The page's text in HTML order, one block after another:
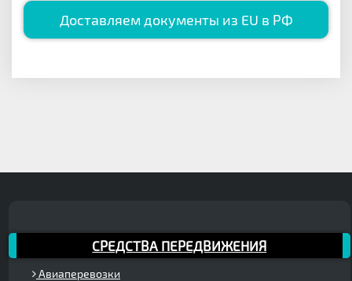
Доставляем документы из ЕU в РФ
СРЕДСТВА ПЕРЕДВИЖЕНИЯ
Авиаперевозки